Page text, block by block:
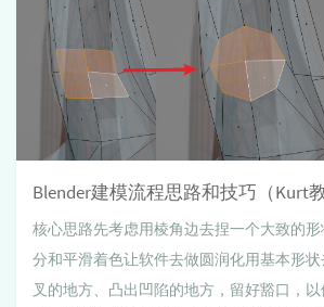
Blender建模流程思路和技巧（Kurt
核心思路先考虑用棱角边去捏一个大致的
分和平滑着色让软件去做圆润化用基本形
叉的地方、凸出凹陷的地方，留好豁口，